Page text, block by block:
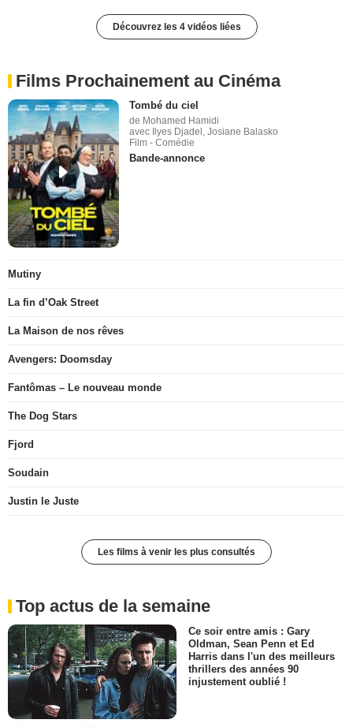
Découvrez les 4 vidéos liées
Films Prochainement au Cinéma
Tombé du ciel
de Mohamed Hamidi
avec Ilyes Djadel, Josiane Balasko
Film - Comédie
Bande-annonce
Mutiny
La fin d’Oak Street
La Maison de nos rêves
Avengers: Doomsday
Fantômas – Le nouveau monde
The Dog Stars
Fjord
Soudain
Justin le Juste
Les films à venir les plus consultés
Top actus de la semaine
Ce soir entre amis : Gary
Oldman, Sean Penn et Ed
Harris dans l'un des meilleurs
thrillers des années 90
injustement oublié !